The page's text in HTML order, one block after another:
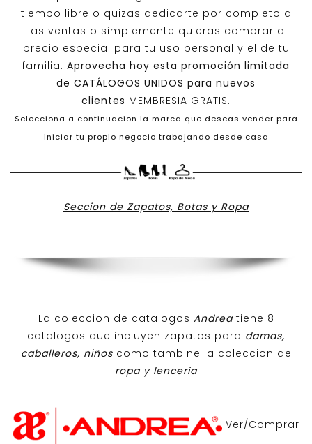
tiempo libre o quizas dedicarte por completo a
las ventas o simplemente quieras comprar a
precio especial para tu uso personal y el de tu
familia. Aprovecha hoy esta promoción limitada
de CATÁLOGOS UNIDOS para nuevos
clientes MEMBRESIA GRATIS.
Selecciona a continuacion la marca que deseas vender para
iniciar tu propio negocio trabajando desde casa
Seccion de Zapatos, Botas y Ropa
La coleccion de catalogos Andreatiene 8
catalogos que incluyen zapatos para damas,
caballeros, niños como tambine la coleccion de
ropa y lenceria
Ver/Comprar